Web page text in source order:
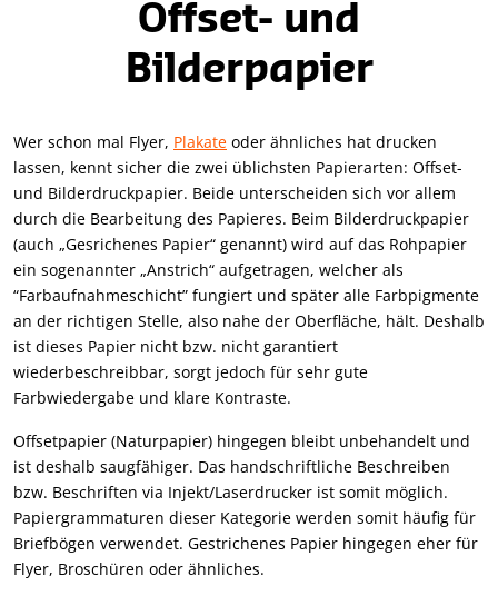
Offset- und
Bilderpapier
Wer schon mal Flyer, Plakate oder ähnliches hat drucken
lassen, kennt sicher die zwei üblichsten Papierarten: Offset-
und Bilderdruckpapier. Beide unterscheiden sich vor allem
durch die Bearbeitung des Papieres. Beim Bilderdruckpapier
(auch „Gesrichenes Papier“ genannt) wird auf das Rohpapier
ein sogenannter „Anstrich“ aufgetragen, welcher als
“Farbaufnahmeschicht” fungiert und später alle Farbpigmente
an der richtigen Stelle, also nahe der Oberfläche, hält. Deshalb
ist dieses Papier nicht bzw. nicht garantiert
wiederbeschreibbar, sorgt jedoch für sehr gute
Farbwiedergabe und klare Kontraste.
Offsetpapier (Naturpapier) hingegen bleibt unbehandelt und
ist deshalb saugfähiger. Das handschriftliche Beschreiben
bzw. Beschriften via Injekt/Laserdrucker ist somit möglich.
Papiergrammaturen dieser Kategorie werden somit häufig für
Briefbögen verwendet. Gestrichenes Papier hingegen eher für
Flyer, Broschüren oder ähnliches.